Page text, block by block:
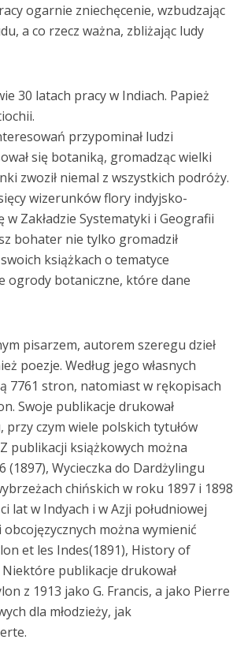
ogarnie zniechęcenie, wzbudzając
a co rzecz ważna, zbliżając ludy
30 latach pracy w Indiach. Papież
przypominał ludzi
się botaniką, gromadząc wielki
zwoził niemal z wszystkich podróży.
wizerunków flory indyjsko-
Zakładzie Systematyki i Geografii
bohater nie tylko gromadził
książkach o tematyce
ogrody botaniczne, które dane
pisarzem, autorem szeregu dzieł
poezje. Według jego własnych
7761 stron, natomiast w rękopisach
Swoje publikacje drukował
czym wiele polskich tytułów
publikacji książkowych można
Wycieczka do Dardżylingu
chińskich w roku 1897 i 1898
lat w Indyach i w Azji południowej
można wymienić
et les Indes(1891), History of
publikacje drukował
z 1913 jako G. Francis, a jako Pierre
dla młodzieży, jak